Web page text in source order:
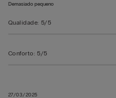
27/03/2025
Demasiado pequeno
Qualidade: 5/5
Conforto: 5/5